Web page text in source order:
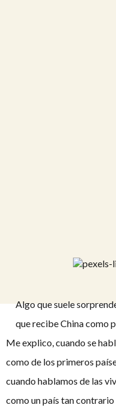
Algo que suele
que recibe China como
Me explico, cuando se
como de los primeros
cuando hablamos de las
como un país tan contrario